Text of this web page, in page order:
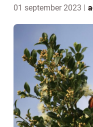
01 september 2023